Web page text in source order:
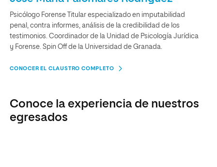
Psicólogo Forense Titular especializado en imputabilidad
penal, contra informes, análisis de la credibilidad de los
testimonios. Coordinador de la Unidad de Psicología Jurídica
y Forense. Spin Off de la Universidad de Granada.
CONOCER EL CLAUSTRO COMPLETO
Conoce la experiencia de nuestros
egresados